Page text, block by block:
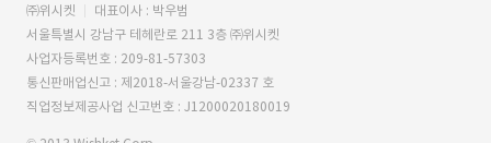
㈜위시켓
대표이사 : 박우범
서울특별시 강남구 테헤란로 211 3층 ㈜위시켓
사업자등록번호 : 209-81-57303
통신판매업신고 : 제2018-서울강남-02337 호
직업정보제공사업 신고번호 : J1200020180019